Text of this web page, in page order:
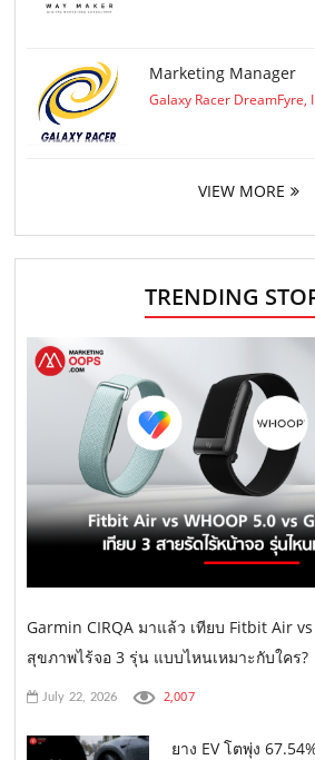
Marketing Manager
Galaxy Racer DreamFyre,
VIEW MORE
TRENDING
Garmin CIRQA มาแล้ว เทียบ Fitbit Air
สุขภาพไร้จอ 3 รุ่น แบบไหนเหมาะกับใคร?
July 22, 2026 2,007
ยาง EV โตพุ่ง